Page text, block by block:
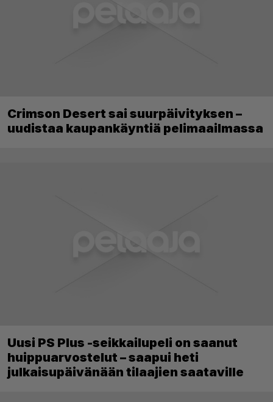
Crimson Desert sai suurpäivityksen –
uudistaa kaupankäyntiä pelimaailmassa
Uusi PS Plus -seikkailupeli on saanut
huippuarvostelut – saapui heti
julkaisupäivänään tilaajien saataville